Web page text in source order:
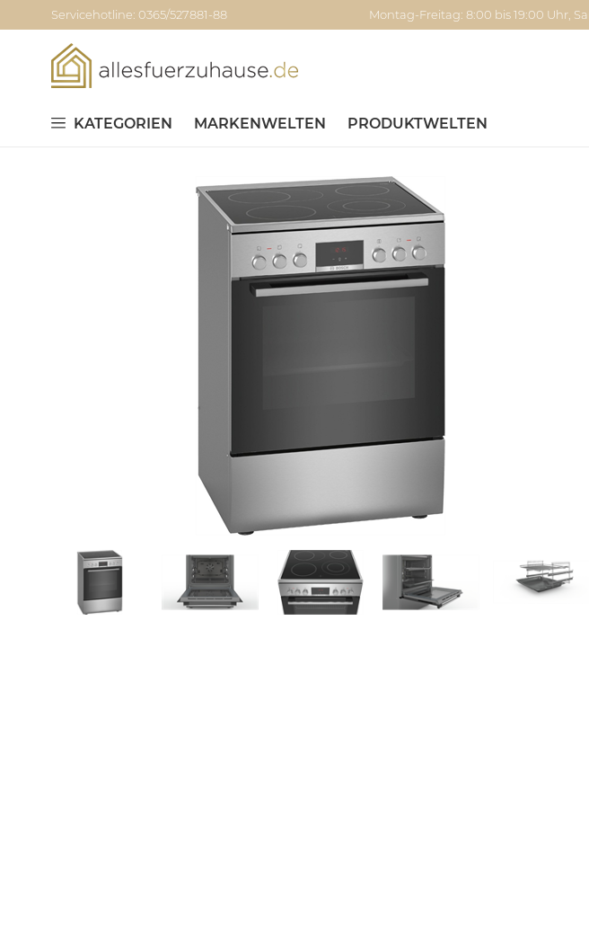
Servicehotline: 0365/527881-88 Montag-Freitag: 8:00 bis 19:00 Uhr,
KATEGORIEN MARKENWELTEN PRODUKTWELTEN